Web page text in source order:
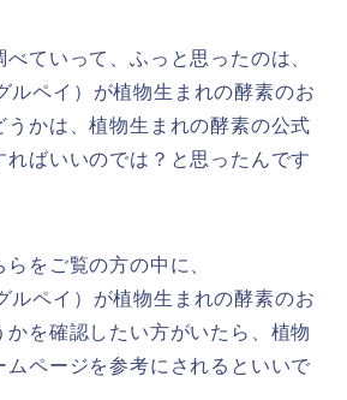
ていって、ふっと思ったのは、
ルペイ）が植物生まれの酵素のお
うかは、植物生まれの酵素の公式
ればいいのでは？と思ったんです
をご覧の方の中に、
ルペイ）が植物生まれの酵素のお
かを確認したい方がいたら、植物
ムページを参考にされるといいで